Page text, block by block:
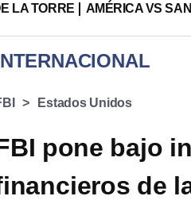
LA TORRE AMÉRICA VS
Estados Unidos
pone bajo
de